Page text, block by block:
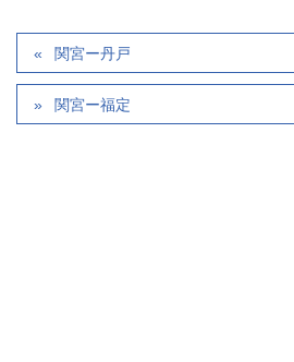
関宮ー丹戸
関宮ー福定